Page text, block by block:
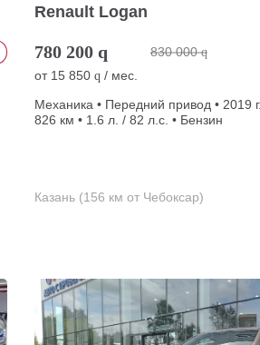
Renault Logan
780 200 q 830 000 q
от 15 850 q / мес.
Механика • Передний привод • 2019
826 км • 1.6 л. / 82 л.с. • Бензин
Казань (156 км от Чебоксар)